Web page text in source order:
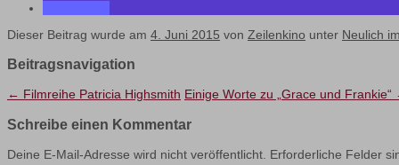
Dieser Beitrag wurde am 4. Juni 2015 von Zeilenkino unter Neulich im
Beitragsnavigation
← Filmreihe Patricia Highsmith Einige Worte zu „Grace und Frankie“
Schreibe einen Kommentar
Deine E-Mail-Adresse wird nicht veröffentlicht. Erforderliche Felder